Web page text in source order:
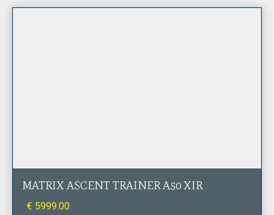
MATRIX ASCENT TRAINER A50 XIR
€ 5999.00